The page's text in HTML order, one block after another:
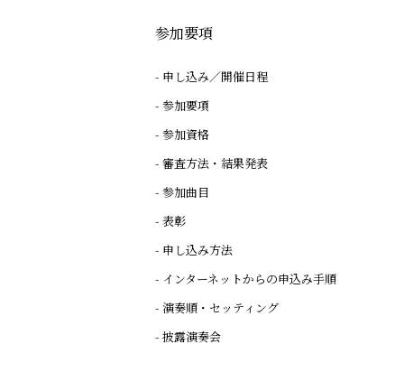
参加要項
申し込み／開催日程
参加要項
参加資格
審査方法・結果発表
参加曲目
表彰
申し込み方法
インターネットからの申込み手順
演奏順・セッティング
披露演奏会